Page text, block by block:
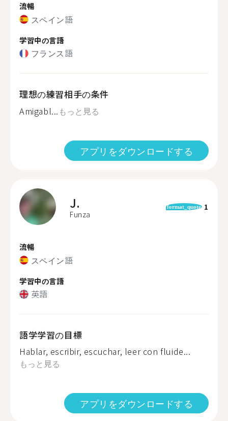
流暢
スペイン語
学習中の言語
フランス語
理想の練習相手の条件
Amigabl... もっと見る
アプリをダウンロードする
J.
Funza
format_quote 1
流暢
スペイン語
学習中の言語
英語
語学学習の目標
Hablar, escribir, escuchar, leer con fluide...
もっと見る
アプリをダウンロードする